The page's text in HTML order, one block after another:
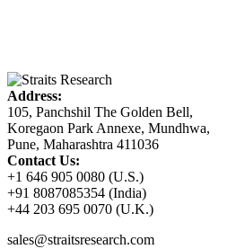
Address:
105, Panchshil The Golden Bell,
Koregaon Park Annexe, Mundhwa,
Pune, Maharashtra 411036
Contact Us:
+1 646 905 0080 (U.S.)
+91 8087085354 (India)
+44 203 695 0070 (U.K.)
sales@straitsresearch.com